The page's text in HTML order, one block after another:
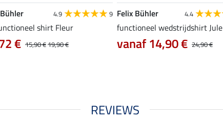
4.9 9
shirt Fleur
15,90 €19,90 €
€
Felix Bühler 4.4
functioneel wedstrijdshirt Jule
24,90 €
vanaf 14,90 €
REVIEWS